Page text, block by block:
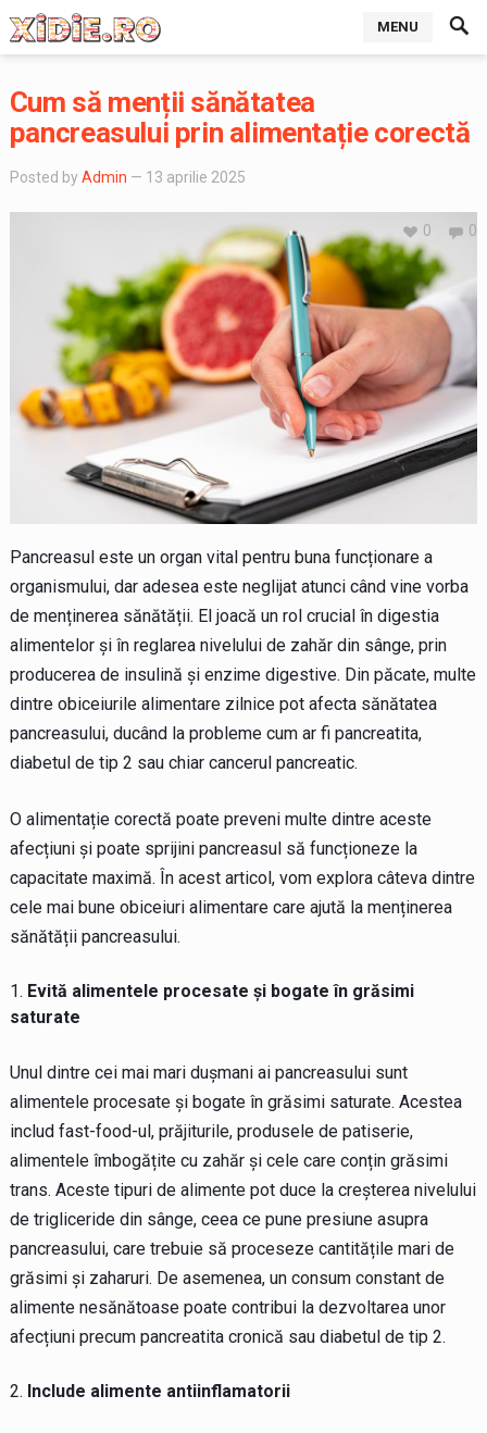
MENU
Cum să menții sănătatea
pancreasului prin alimentație corectă
Posted by Admin — 13 aprilie 2025
0
0
Pancreasul este un organ vital pentru buna funcționare a
organismului, dar adesea este neglijat atunci când vine vorba
de menținerea sănătății. El joacă un rol crucial în digestia
alimentelor și în reglarea nivelului de zahăr din sânge, prin
producerea de insulină și enzime digestive. Din păcate, multe
dintre obiceiurile alimentare zilnice pot afecta sănătatea
pancreasului, ducând la probleme cum ar fi pancreatita,
diabetul de tip 2 sau chiar cancerul pancreatic.
O alimentație corectă poate preveni multe dintre aceste
afecțiuni și poate sprijini pancreasul să funcționeze la
capacitate maximă. În acest articol, vom explora câteva dintre
cele mai bune obiceiuri alimentare care ajută la menținerea
sănătății pancreasului.
Evită alimentele procesate și bogate în grăsimi
saturate
Unul dintre cei mai mari dușmani ai pancreasului sunt
alimentele procesate și bogate în grăsimi saturate. Acestea
includ fast-food-ul, prăjiturile, produsele de patiserie,
alimentele îmbogățite cu zahăr și cele care conțin grăsimi
trans. Aceste tipuri de alimente pot duce la creșterea nivelului
de trigliceride din sânge, ceea ce pune presiune asupra
pancreasului, care trebuie să proceseze cantitățile mari de
grăsimi și zaharuri. De asemenea, un consum constant de
alimente nesănătoase poate contribui la dezvoltarea unor
afecțiuni precum pancreatita cronică sau diabetul de tip 2.
Include alimente antiinflamatorii